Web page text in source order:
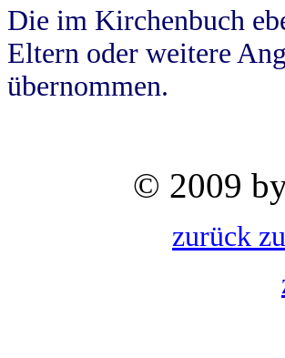
Die im Kirchenbuch
Eltern oder weitere
übernommen.
© 2009
zurück